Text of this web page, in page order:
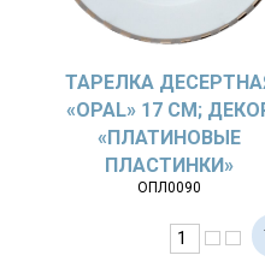
ТАРЕЛКА
«OPAL» 17 СМ;
«ПЛАТИНОВЫЕ
ПЛАСТИНКИ»
ОПЛ0090